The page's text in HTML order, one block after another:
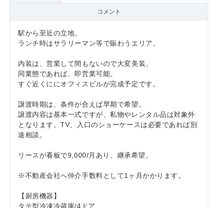
コメント
駅から至近の立地。
ランチ時はサラリーマン等で賑わうエリア。
内装は、営業して間もないので大変美装。
同業態であれば、即営業可能。
すぐ近くににオフィスビルが完成予定です。
譲渡時期は、条件が合えば早期で希望。
譲渡内容は基本一式ですが、私物やレンタル品は対象外
となります。TV、入口のショーケースは必要であれば別
途相談。
リースが看板で9,000/月あり、継承希望。
※不動産会社へ仲介手数料として1ヶ月かかります。
【厨房機器】
タテ型冷凍冷蔵庫/4ドア